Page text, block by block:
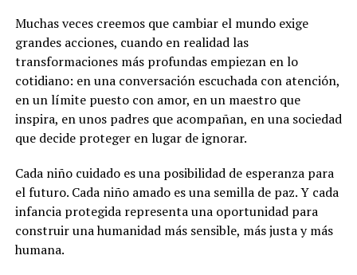
Muchas veces creemos que cambiar el mundo exige
grandes acciones, cuando en realidad las
transformaciones más profundas empiezan en lo
cotidiano: en una conversación escuchada con atención,
en un límite puesto con amor, en un maestro que
inspira, en unos padres que acompañan, en una sociedad
que decide proteger en lugar de ignorar.
Cada niño cuidado es una posibilidad de esperanza para
el futuro. Cada niño amado es una semilla de paz. Y cada
infancia protegida representa una oportunidad para
construir una humanidad más sensible, más justa y más
humana.